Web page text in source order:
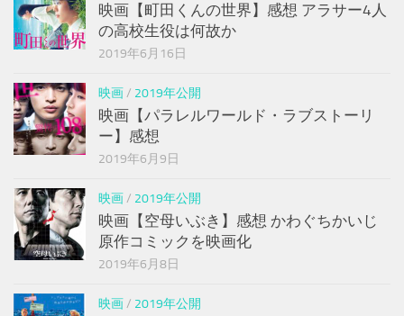
映画【町田くんの世界】感想 アラサー4人
の高校生役は何故か
2019年6月16日
映画/ 2019年公開
映画【パラレルワールド・ラブストーリ
ー】感想
2019年6月9日
映画/ 2019年公開
映画【空母いぶき】感想 かわぐちかいじ
原作コミックを映画化
2019年6月8日
映画/ 2019年公開